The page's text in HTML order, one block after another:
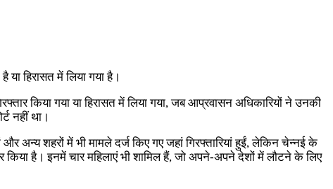
हिरासत में लिया गया है।
किया गया या हिरासत में लिया गया, जब आप्रवासन अधिकारियों ने उनकी
नहीं था।
शहरों में भी मामले दर्ज किए गए जहां गिरफ्तारियां हुईं, लेकिन चेन्नई के
किया है। इनमें चार महिलाएं भी शामिल हैं, जो अपने-अपने देशों में लौटने के लिए